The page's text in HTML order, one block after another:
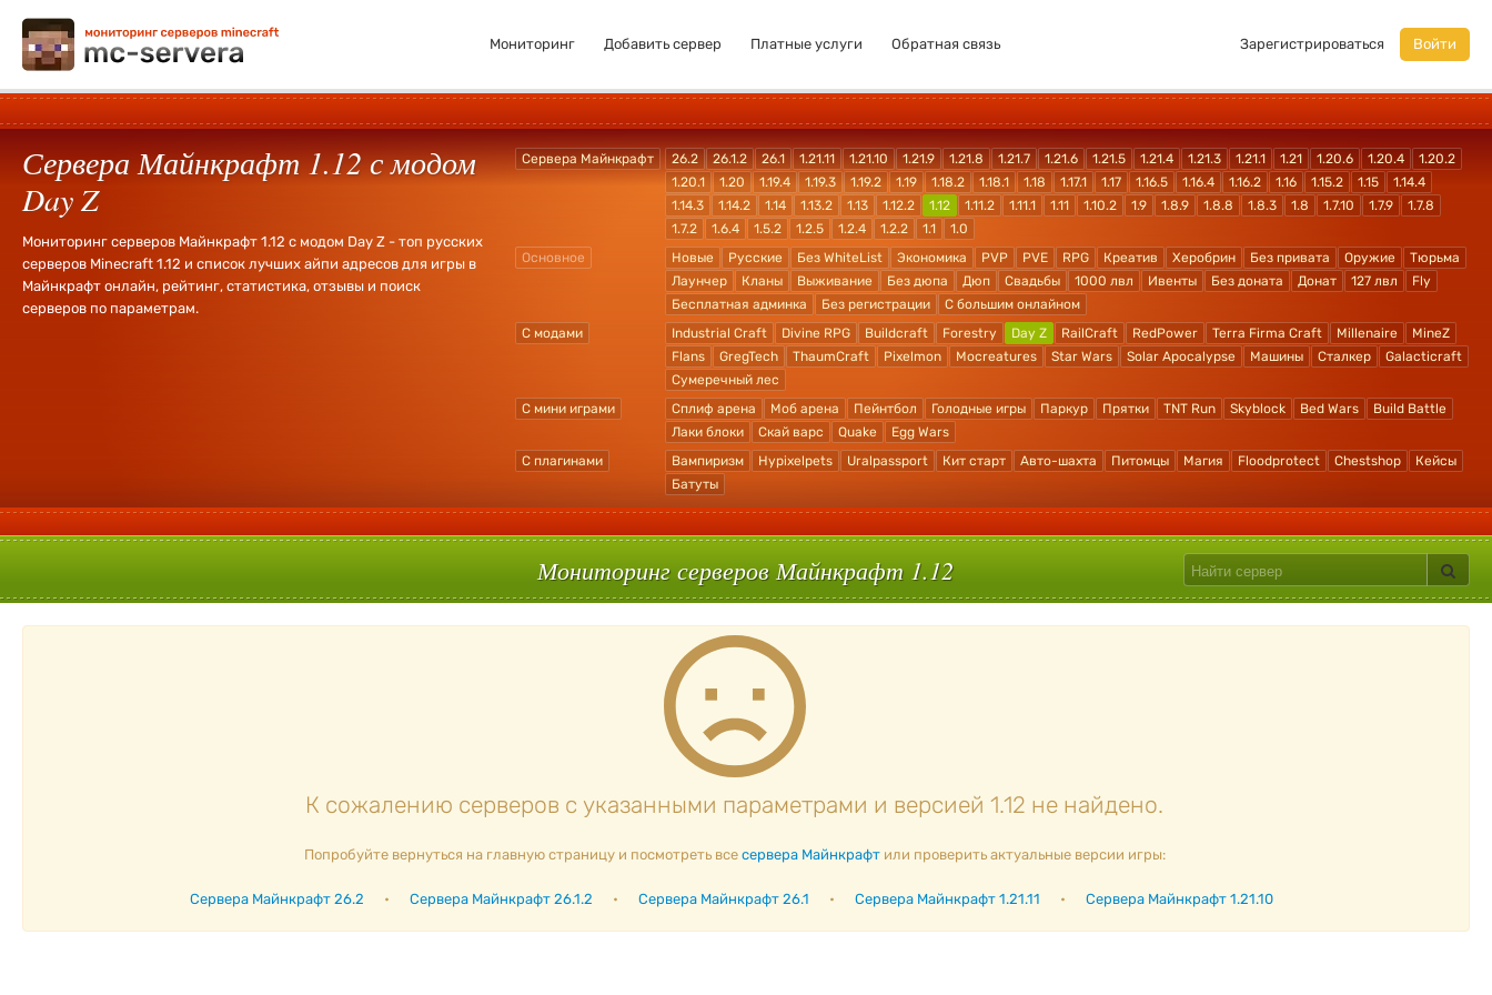
Мониторинг Добавить сервер Платные услуги Обратная связь Зарегистрироваться Войти
Сервера Майнкрафт 1.12 с модом
Day Z
Мониторинг серверов Майнкрафт 1.12 с модом Day Z - топ русских
серверов Minecraft 1.12 и список лучших айпи адресов для игры в
Майнкрафт онлайн, рейтинг, статистика, отзывы и поиск
серверов по параметрам.
Сервера Майнкрафт 26.2 26.1.2 26.1 1.21.11 1.21.10 1.21.9 1.21.8 1.21.7 1.21.6 1.21.5 1.21.4 1.21.3 1.21.1 1.21 1.20.6 1.20.4
1.20.2
1.20.1
1.20 1.19.4 1.19.3 1.19.2 1.19 1.18.2 1.18.1 1.18 1.17.1 1.17 1.16.5 1.16.4 1.16.2 1.16 1.15.2 1.15
1.14.4
1.14.3
1.14.2 1.14 1.13.2 1.13 1.12.2 1.12 1.11.2 1.11.1 1.11 1.10.2 1.9 1.8.9 1.8.8 1.8.3 1.8 1.7.10 1.7.9
1.7.8
1.7.2
1.6.4 1.5.2 1.2.5 1.2.4 1.2.2 1.1
1.0
Основное
Новые Русские Без WhiteList Экономика PVP PVE RPG Креатив Херобрин Без привата Оружие
Тюрьма
Лаунчер
Кланы Выживание Без дюпа Дюп Свадьбы 1000 лвл Ивенты Без доната Донат 127 лвл
Fly
Бесплатная админка
Без регистрации
С большим онлайном
С модами
Industrial Craft Divine RPG Buildcraft Forestry Day Z RailCraft RedPower Terra Firma Craft Millenaire
MineZ
Flans
GregTech ThaumCraft Pixelmon Mocreatures Star Wars Solar Apocalypse Машины Сталкер
Galacticraft
Сумеречный лес
С мини играми
Сплиф арена Моб арена Пейнтбол Голодные игры Паркур Прятки TNT Run Skyblock Bed Wars
Build Battle
Лаки блоки
Скай варс Quake
Egg Wars
С плагинами
Вампиризм Hypixelpets Uralpassport Кит старт Авто-шахта Питомцы Магия Floodprotect Chestshop
Кейсы
Батуты
Мониторинг серверов Майнкрафт 1.12
К сожалению серверов с указанными параметрами и версией 1.12 не найдено.
Попробуйте вернуться на главную страницу и посмотреть все сервера Майнкрафтили проверить актуальные версии игры:
Сервера Майнкрафт 26.2 • Сервера Майнкрафт 26.1.2 • Сервера Майнкрафт 26.1 • Сервера Майнкрафт 1.21.11 • Сервера Майнкрафт 1.21.10